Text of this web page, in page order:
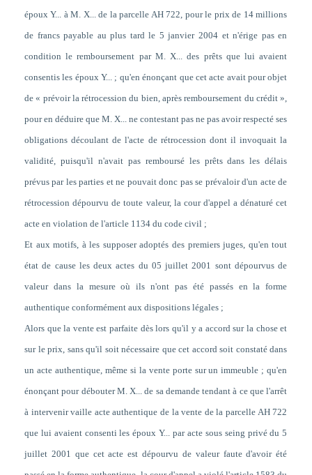
époux Y... à M. X... de la parcelle AH 722, pour le prix de 14 millions
de francs payable au plus tard le 5 janvier 2004 et n'érige pas en
condition le remboursement par M. X... des prêts que lui avaient
consentis les époux Y... ; qu'en énonçant que cet acte avait pour objet
de « prévoir la rétrocession du bien, après remboursement du crédit »,
pour en déduire que M. X... ne contestant pas ne pas avoir respecté ses
obligations découlant de l'acte de rétrocession dont il invoquait la
validité, puisqu'il n'avait pas remboursé les prêts dans les délais
prévus par les parties et ne pouvait donc pas se prévaloir d'un acte de
rétrocession dépourvu de toute valeur, la cour d'appel a dénaturé cet
acte en violation de l'article 1134 du code civil ;
Et aux motifs, à les supposer adoptés des premiers juges, qu'en tout
état de cause les deux actes du 05 juillet 2001 sont dépourvus de
valeur dans la mesure où ils n'ont pas été passés en la forme
authentique conformément aux dispositions légales ;
Alors que la vente est parfaite dès lors qu'il y a accord sur la chose et
sur le prix, sans qu'il soit nécessaire que cet accord soit constaté dans
un acte authentique, même si la vente porte sur un immeuble ; qu'en
énonçant pour débouter M. X... de sa demande tendant à ce que l'arrêt
à intervenir vaille acte authentique de la vente de la parcelle AH 722
que lui avaient consenti les époux Y... par acte sous seing privé du 5
juillet 2001 que cet acte est dépourvu de valeur faute d'avoir été